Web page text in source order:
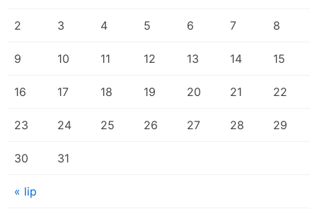
« lip
2 3 4 5 6 7 8
9 10 11 12 13 14 15
16 17 18 19 20 21 22
23 24 25 26 27 28 29
30 31